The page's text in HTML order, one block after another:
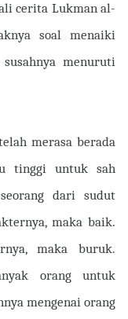
cerita Lukman al-
soal menaiki
menuruti
merasa berada
tinggi untuk sah
dari sudut
maka baik.
maka buruk.
orang untuk
mengenai orang